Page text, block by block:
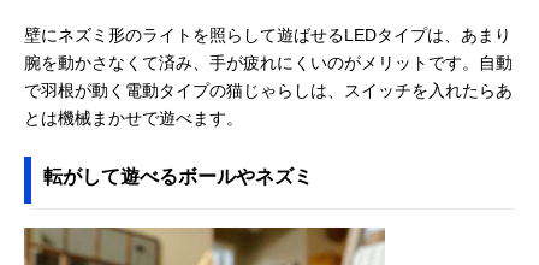
壁にネズミ形のライトを照らして遊ばせるLEDタイプは、あまり
腕を動かさなくて済み、手が疲れにくいのがメリットです。自動
で羽根が動く電動タイプの猫じゃらしは、スイッチを入れたらあ
とは機械まかせで遊べます。
転がして遊べるボールやネズミ